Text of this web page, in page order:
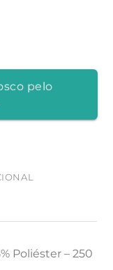
pelo
Poliéster – 250